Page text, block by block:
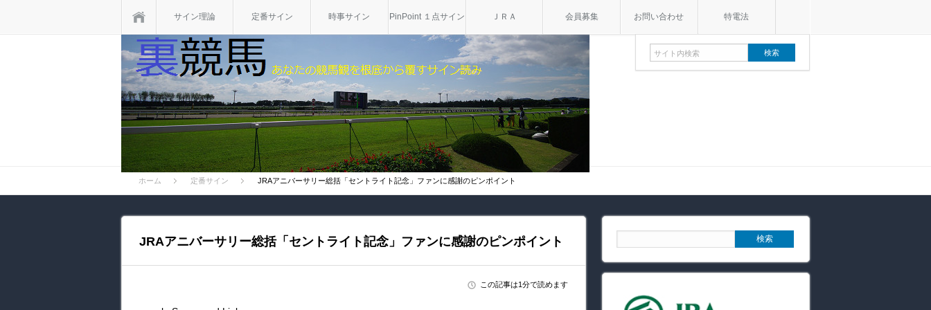
サイン理論 定番サイン 時事サイン PinPoint １点サイン ＪＲＡ 会員募集 お問い合わせ 特電法
ホーム 定番サイン JRAアニバーサリー総括「セントライト記念」ファンに感謝のピンポイント
JRAアニバーサリー総括「セントライト記念」ファンに感謝のピンポイント
この記事は1分で読めます